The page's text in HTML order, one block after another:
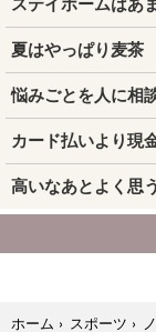
ホーム › スポーツ ›